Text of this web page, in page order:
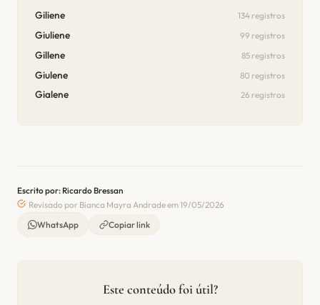
Giliene 134 registros
Giuliene 99 registros
Gillene 85 registros
Giulene 80 registros
Gialene 26 registros
Escrito por: Ricardo Bressan
Revisado por Bianca Mayra Andrade em 19/05/2026
WhatsApp
Copiar link
Este conteúdo foi útil?